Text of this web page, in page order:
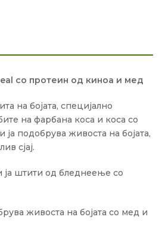
со протеин од киноа и мед
на бојата, специјално
на фарбана коса и коса со
ја подобрува живоста на бојата,
сјај.
ја штити од бледнеење со
живоста на бојата со мед и